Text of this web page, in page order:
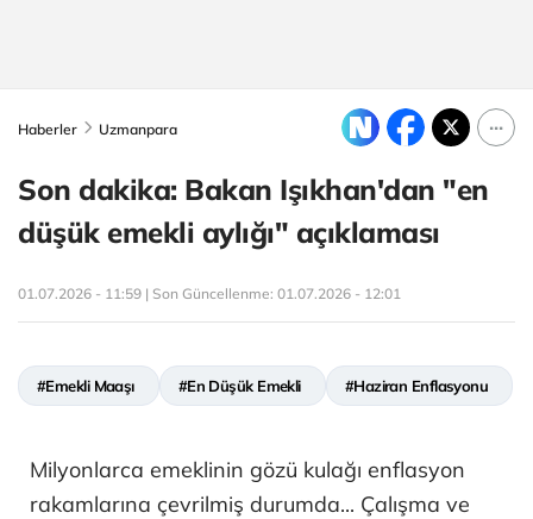
Haberler Uzmanpara
Son dakika: Bakan Işıkhan'dan "en
düşük emekli aylığı" açıklaması
01.07.2026 - 11:59 | Son Güncellenme: 01.07.2026 - 12:01
#Emekli Maaşı #En Düşük Emekli #Haziran Enflasyonu
Milyonlarca emeklinin gözü kulağı enflasyon
rakamlarına çevrilmiş durumda... Çalışma ve